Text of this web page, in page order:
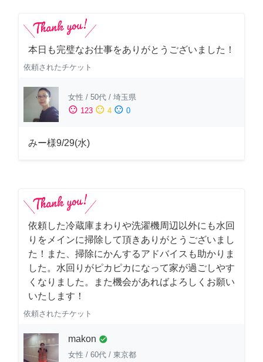
本日も完璧なお仕事をありがとうございました！
依頼されたチケット
女性 / 50代 / 埼玉県
sentiment_satisfied 123 sentiment_neutral 4 sentiment_dissatisfied 0
みー様9/29(水)
依頼した冷蔵庫まわりや洗濯機周辺以外にも水回
りをメインに掃除して頂きありがとうございまし
た！また、掃除にかんするアドバイスも助かりま
した。水回りがピカピカになって家が過ごしやす
くなりました。また機会があればよろしくお願い
いたします！
依頼されたチケット
makon check_circle
女性 / 60代 / 東京都